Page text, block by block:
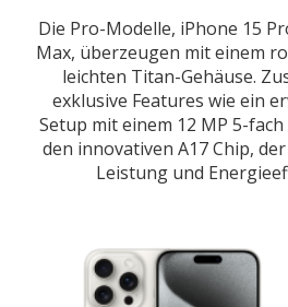
Die Pro-Modelle, iPhone 15
Max, überzeugen mit einem
leichten Titan-Gehäuse.
exklusive Features wie ein
Setup mit einem 12 MP 5-
den innovativen A17 Chip,
Leistung und